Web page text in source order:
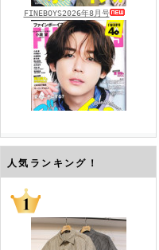
FINEBOYS2026年8月号
FINEBOYS2026年7月号
人気ランキング！